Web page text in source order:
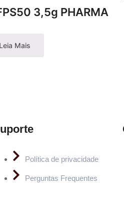
3,5g PHARMA
Leia Mais
Política de privacidade
Perguntas Frequentes